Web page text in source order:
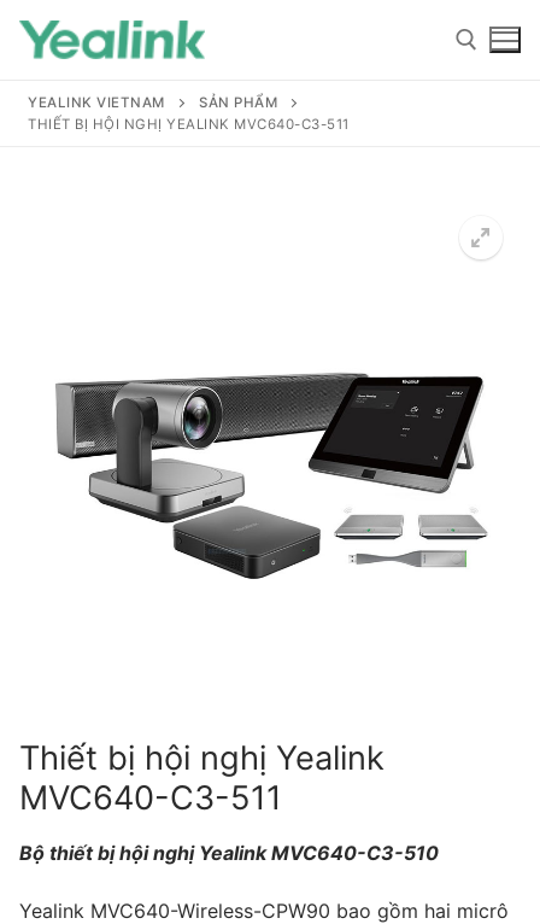
Hỗ trợ
Hỗ trợ
Tài liệu hướng dẫn
Tài liệu hướng dẫn
Giới thiệu
YEALINK VIETNAM
SẢN PHẨM
THIẾT BỊ HỘI NGHỊ YEALINK MVC640-C3-511
Thiết bị hội nghị Yealink
MVC640-C3-511
Bộ thiết bị hội nghị Yealink MVC640-C3-510
Yealink MVC640-Wireless-CPW90 bao gồm hai micrô